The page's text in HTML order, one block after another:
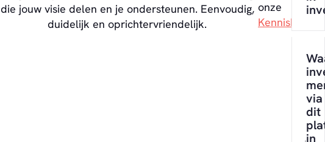
die jouw visie delen en je ondersteunen. Eenvoudig,
duidelijk en oprichtervriendelijk.
onze
Kennisbank
via
dit
in